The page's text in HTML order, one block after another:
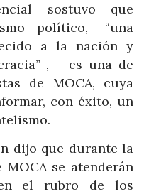
sostuvo que
político, -“una
a la nación y
, es una de
de MOCA, cuya
con éxito, un
dijo que durante la
se atenderán
el rubro de los